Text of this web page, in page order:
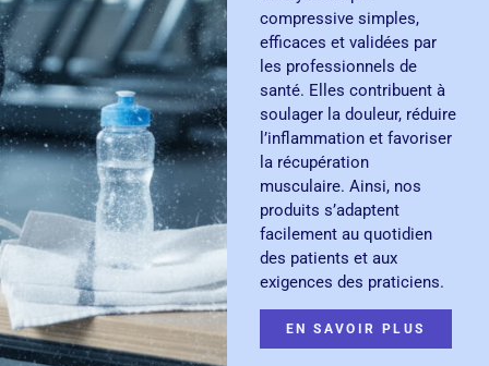
compressive simples,
efficaces et validées par
les professionnels de
santé. Elles contribuent à
soulager la douleur, réduire
l’inflammation et favoriser
la récupération
musculaire. Ainsi, nos
produits s’adaptent
facilement au quotidien
des patients et aux
exigences des praticiens.
EN SAVOIR PLUS